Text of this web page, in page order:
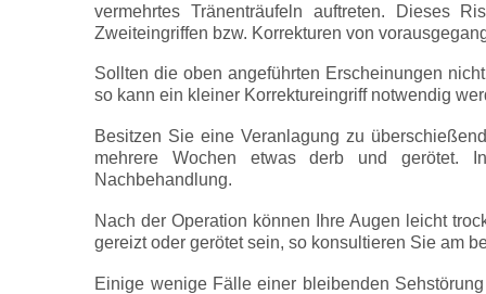
vermehrtes Tränenträufeln auftreten. Dieses
Zweiteingriffen bzw. Korrekturen von
Sollten die oben angeführten Erscheinungen
so kann ein kleiner Korrektureingriff notwendig
Besitzen Sie eine Veranlagung zu
mehrere Wochen etwas derb und
Nachbehandlung.
Nach der Operation können Ihre Augen leicht
gereizt oder gerötet sein, so konsultieren Sie am
Einige wenige Fälle einer bleibenden